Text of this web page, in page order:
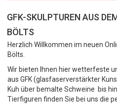
GFK-SKULPTUREN AUS
BÖLTS
Herzlich Willkommen im neuen
Bölts.
Wir bieten Ihnen hier wetterfeste
aus GFK (glasfaserverstärkter
Kuh über bemalte Schweine bis
Tierfiguren finden Sie bei uns die